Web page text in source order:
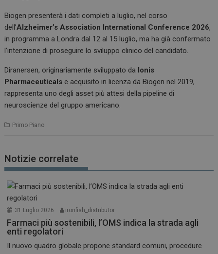
Biogen presenterà i dati completi a luglio, nel corso
dell’Alzheimer’s Association International Conference 2026,
in programma a Londra dal 12 al 15 luglio, ma ha già confermato
l’intenzione di proseguire lo sviluppo clinico del candidato.
Diranersen, originariamente sviluppato da Ionis
Pharmaceuticals e acquisito in licenza da Biogen nel 2019,
rappresenta uno degli asset più attesi della pipeline di
neuroscienze del gruppo americano.
Primo Piano
Notizie correlate
31 Luglio 2026 ironfish_distributor
Farmaci più sostenibili, l’OMS indica la strada agli
enti regolatori
Il nuovo quadro globale propone standard comuni, procedure